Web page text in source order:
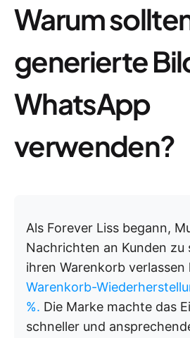
Warum
generierte
WhatsApp
verwenden?
Als Forever Liss begann,
Nachrichten an Kunden zu
ihren Warenkorb verlassen
Warenkorb-
%. Die Marke machte das
schneller und